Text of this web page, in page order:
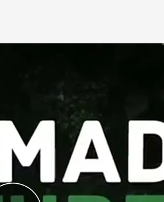
Brown y la